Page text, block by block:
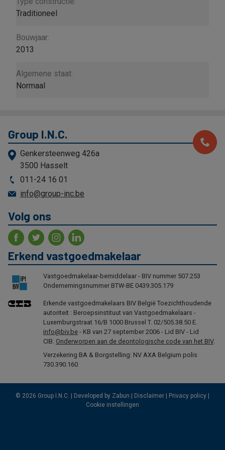
Traditioneel
Bouwjaar:
2013
Algemene staat:
Normaal
Group I.N.C.
Genkersteenweg 426a
3500 Hasselt
011-24 16 01
info@group-inc.be
Volg ons
Erkend vastgoedmakelaar
Vastgoedmakelaar-bemiddelaar - BIV nummer 507.253
Ondernemingsnummer BTW-BE 0439.305.179
Erkende vastgoedmakelaars BIV België Toezichthoudende
autoriteit : Beroepsinstituut van Vastgoedmakelaars -
Luxemburgstraat 16/B 1000 Brussel T. 02/505.38.50 E.
info@biv.be - KB van 27 september 2006 - Lid BIV - Lid
CIB. Onderworpen aan de deontologische code van het BIV.
Verzekering BA & Borgstelling: NV AXA Belgium polis
730.390.160
© 2026 Group I.N.C. | Developed by Zabun | Disclaimer | Privacy policy |
Cookie instellingen